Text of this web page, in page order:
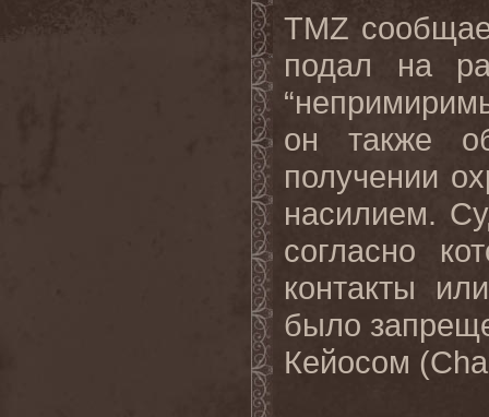
TMZ
подал на
он также
получении
насилием.
согласно
контакты
было
Кейосом (